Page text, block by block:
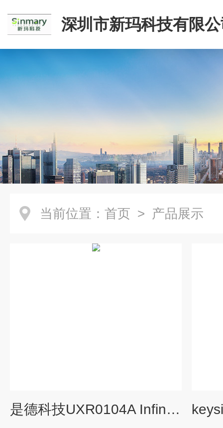
深圳市新玛科技有限
当前位置： 首页 > 产品展示
是德科技UXR0104A Infiniium UXR系列示波器